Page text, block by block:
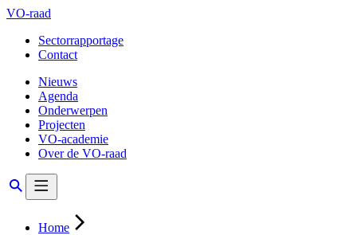
VO-raad
Sectorrapportage
Contact
Nieuws
Agenda
Onderwerpen
Projecten
VO-academie
Over de VO-raad
Home